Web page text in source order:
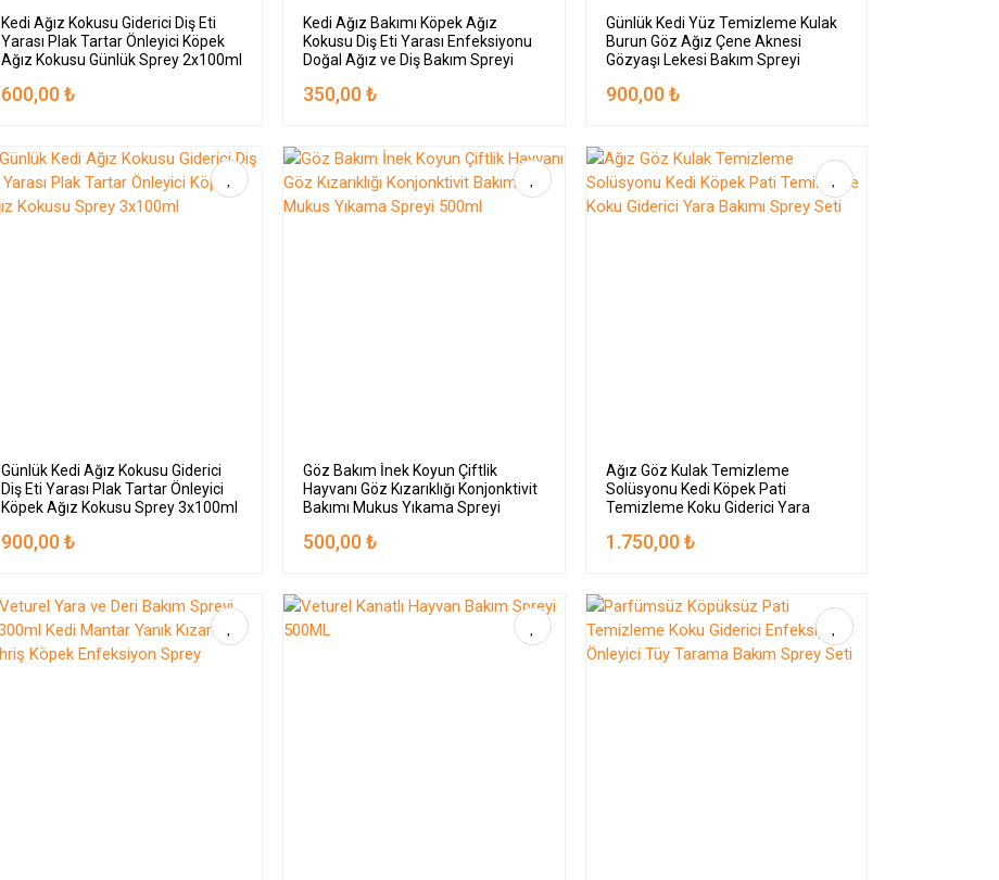
Kedi Ağız Kokusu Giderici Diş Eti
Yarası Plak Tartar Önleyici Köpek
Ağız Kokusu Günlük Sprey 2x100ml
600,00 ₺
Kedi Ağız Bakımı Köpek Ağız
Kokusu Diş Eti Yarası Enfeksiyonu
Doğal Ağız ve Diş Bakım Spreyi
350,00 ₺
Günlük Kedi Yüz Temizleme Kulak
Burun Göz Ağız Çene Aknesi
Gözyaşı Lekesi Bakım Spreyi
900,00 ₺
Günlük Kedi Ağız Kokusu Giderici
Diş Eti Yarası Plak Tartar Önleyici
Köpek Ağız Kokusu Sprey 3x100ml
900,00 ₺
Göz Bakım İnek Koyun Çiftlik
Hayvanı Göz Kızarıklığı Konjonktivit
Bakımı Mukus Yıkama Spreyi
500,00 ₺
Ağız Göz Kulak Temizleme
Solüsyonu Kedi Köpek Pati
Temizleme Koku Giderici Yara
1.750,00 ₺